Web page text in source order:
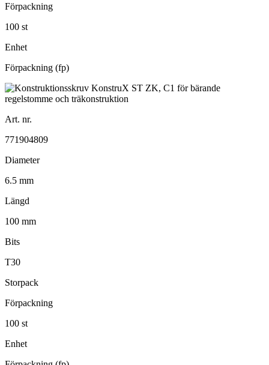
Förpackning
100 st
Enhet
Förpackning (fp)
Art. nr.
771904809
Diameter
6.5 mm
Längd
100 mm
Bits
T30
Storpack
Förpackning
100 st
Enhet